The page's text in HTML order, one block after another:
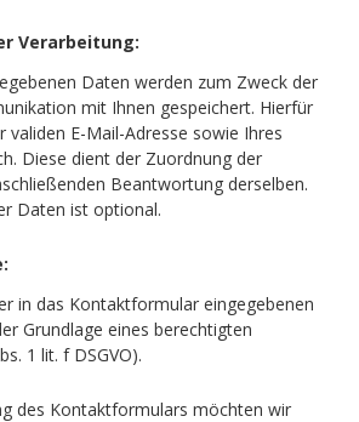
Verarbeitung:
Daten werden zum Zweck der
mit Ihnen gespeichert. Hierfür
validen E-Mail-Adresse sowie Ihres
Diese dient der Zuordnung der
Beantwortung derselben.
Daten ist optional.
in das Kontaktformular eingegebenen
Grundlage eines berechtigten
1 lit. f DSGVO).
des Kontaktformulars möchten wir